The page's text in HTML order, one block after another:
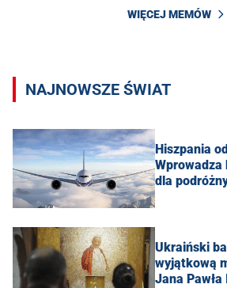
WIĘCEJ MEMÓW
NAJNOWSZE ŚWIAT
Hiszpania
dla
Ukraiński
wyjątkową
Jana Pawła